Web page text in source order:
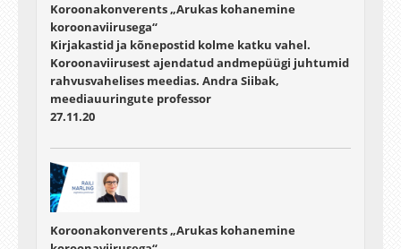
Koroonakonverents „Arukas kohanemine
koroonaviirusega“
Kirjakastid ja kõnepostid kolme katku vahel.
Koroonaviirusest ajendatud andmepüügi juhtumid
rahvusvahelises meedias. Andra Siibak,
meediauuringute professor
27.11.20
Koroonakonverents „Arukas kohanemine